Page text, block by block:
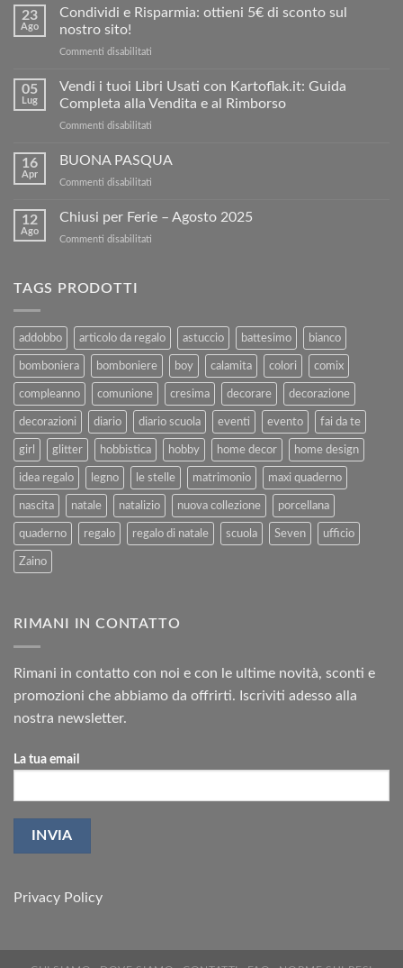
23
Ago
Condividi e Risparmia: ottieni 5€ di sconto sul
nostro sito!
Commenti disabilitati
Risparmia:
sconto
05
Lug
Vendi i tuoi Libri Usati con Kartoflak.it: Guida
Completa alla Vendita e al Rimborso
Commenti disabilitati
i
tuoi
con
Rimborso
16
Apr
BUONA PASQUA
Commenti disabilitati
PASQUA
12
Ago
Chiusi per Ferie – Agosto 2025
Commenti disabilitati
2025
TAGS PRODOTTI
addobbo articolo da regalo astuccio battesimo bianco
bomboniera bomboniere boy calamita colori comix
compleanno comunione cresima decorare decorazione
decorazioni diario diario scuola eventi evento fai da te
girl glitter hobbistica hobby home decor home design
idea regalo legno le stelle matrimonio maxi quaderno
nascita natale natalizio nuova collezione porcellana
quaderno regalo regalo di natale scuola Seven ufficio
Zaino
RIMANI IN CONTATTO
Rimani in contatto con noi e con le ultime novità, sconti e
promozioni che abbiamo da offrirti. Iscriviti adesso alla
nostra newsletter.
La tua email
Privacy Policy